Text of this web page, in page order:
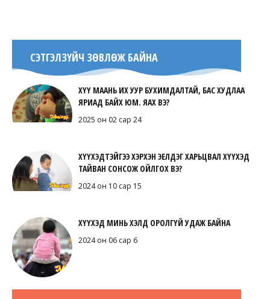
СЭТГЭЛЗҮЙЧ ЗӨВЛӨЖ БАЙНА
ХҮҮ МААНЬ ИХ УУР БУХИМДАЛТАЙ, БАС ХУДЛАА
ЯРИАД БАЙХ ЮМ. ЯАХ ВЭ?
2025 он 02 сар 24
ХҮҮХЭДТЭЙГЭЭ ХЭРХЭН ЭЕЛДЭГ ХАРЬЦВАЛ ХҮҮХЭД
ТАЙВАН СОНСОЖ ОЙЛГОХ ВЭ?
2024 он 10 сар 15
ХҮҮХЭД МИНЬ ХЭЛД ОРОЛГҮЙ УДАЖ БАЙНА
2024 он 06 сар 6